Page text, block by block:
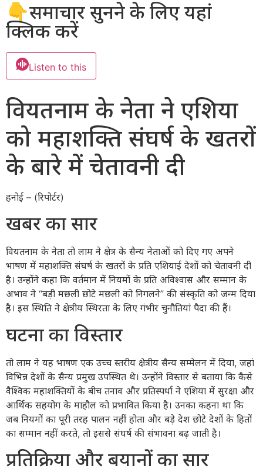
👇समाचार सुनने के लिए यहां
क्लिक करें
Listen to this
वियतनाम के नेता ने एशिया
को महाशक्ति संघर्ष के खतरों
के बारे में चेतावनी दी
हनोई – (रिपोर्टर)
खबर का सार
वियतनाम के नेता तो लाम ने क्षेत्र के सैन्य नेताओं को दिए गए अपने
भाषण में महाशक्ति संघर्ष के खतरों के प्रति एशियाई देशों को चेतावनी दी
है। उन्होंने कहा कि वर्तमान में नियमों के प्रति अविश्वास और सम्मान के
अभाव ने “बड़ी मछली छोटे मछली को निगलने” की संस्कृति को जन्म दिया
है। इस स्थिति ने क्षेत्रीय स्थिरता के लिए गंभीर चुनौतियां पैदा की हैं।
घटना का विस्तार
तो लाम ने यह भाषण एक उच्च स्तरीय क्षेत्रीय सैन्य सम्मेलन में दिया, जहां
विभिन्न देशों के सैन्य प्रमुख उपस्थित थे। उन्होंने विस्तार से बताया कि कैसे
वैश्विक महाशक्तियों के बीच तनाव और प्रतिस्पर्धा ने एशिया में सुरक्षा और
आर्थिक सहयोग के माहौल को प्रभावित किया है। उनका कहना था कि
जब नियमों का पूरी तरह पालन नहीं होता और बड़े देश छोटे देशों के हितों
का सम्मान नहीं करते, तो इससे संघर्ष की संभावना बढ़ जाती है।
प्रतिक्रिया और बयानों का सार